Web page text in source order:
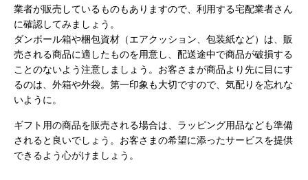
業者が販売しているものもありますので、利用する宅配業者さん
に確認してみましょう。
ダンボール箱や梱包資材（エアクッション、包装紙など）は、販
売される商品に適したものを用意し、配送途中で商品が破損する
ことのないよう注意しましょう。お客さまが商品より先に目にす
るのは、外箱や外袋。第一印象も大切ですので、気配りを忘れな
いように。
ギフト用の商品を販売される場合は、ラッピング用品なども準備
されると良いでしょう。お客さまの希望に添ったサービスを提供
できるよう心がけましょう。